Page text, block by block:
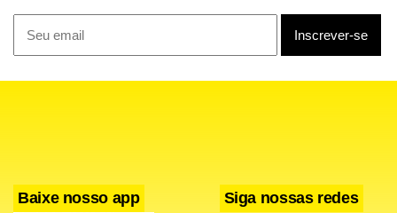
Baixe nosso app Siga nossas redes